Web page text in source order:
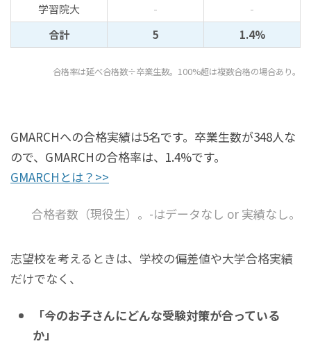
学習院大
-
-
合計
5 1.4%
合格率は延べ合格数÷卒業生数。100%超は複数合格の場合あり。
GMARCHへの合格実績は5名です。卒業生数が348人な
ので、GMARCHの合格率は、1.4%です。
GMARCHとは？>>
合格者数（現役生）。-はデータなし or 実績なし。
志望校を考えるときは、学校の偏差値や大学合格実績
だけでなく、
「今のお子さんにどんな受験対策が合っている
か」